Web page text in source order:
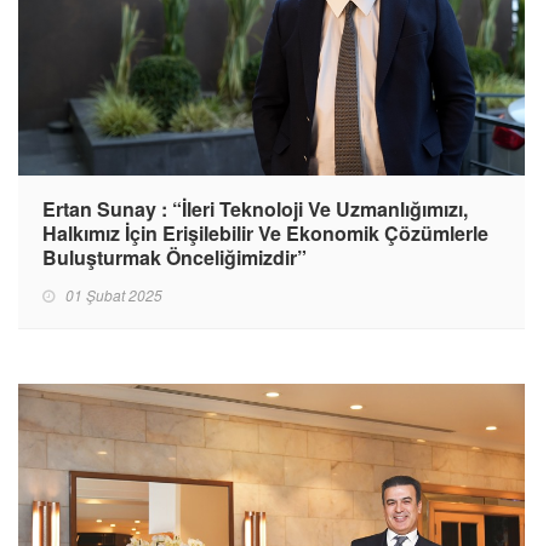
Ertan Sunay : “İleri Teknoloji Ve Uzmanlığımızı,
Halkımız İçin Erişilebilir Ve Ekonomik Çözümlerle
Buluşturmak Önceliğimizdir”
01 Şubat 2025